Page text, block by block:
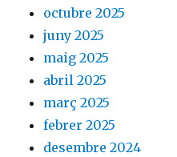
octubre 2025
juny 2025
maig 2025
abril 2025
març 2025
febrer 2025
desembre 2024